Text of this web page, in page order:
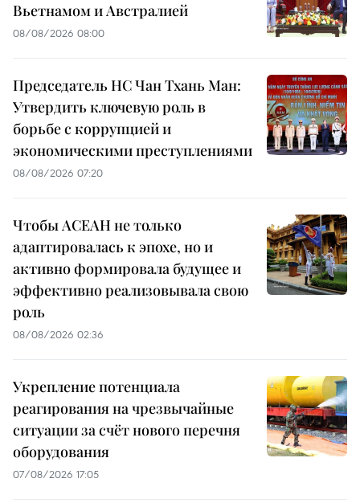
Вьетнамом и Австралией
08/08/2026 08:00
Председатель НС Чан Тхань Ман:
Утвердить ключевую роль в
борьбе с коррупцией и
экономическими преступлениями
08/08/2026 07:20
Чтобы АСЕАН не только
адаптировалась к эпохе, но и
активно формировала будущее и
эффективно реализовывала свою
роль
08/08/2026 02:36
Укрепление потенциала
реагирования на чрезвычайные
ситуации за счёт нового перечня
оборудования
07/08/2026 17:05